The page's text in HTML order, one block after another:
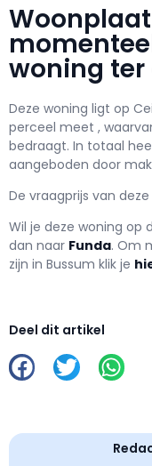
woning
Deze woning ligt op
perceel meet ,
bedraagt. In totaal
aangeboden door
De vraagprijs van
Wil je deze woning op
dan naar Funda. Om
zijn in Bussum klik je
Deel dit artikel